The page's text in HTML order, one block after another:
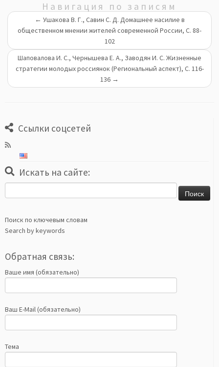
Навигация по записям
← Ушакова В. Г., Савин С. Д. Домашнее насилие в
общественном мнении жителей современной России, С. 88-
102
Шаповалова И. С., Чернышева Е. А., Заводян И. С. Жизненные
стратегии молодых россиянок (Pегиональный аспект), С. 116-
136 →
Ссылки соцсетей
Искать на сайте:
Поиск по ключевым словам
Search by keywords
Обратная связь:
Ваше имя (обязательно)
Ваш E-Mail (обязательно)
Тема